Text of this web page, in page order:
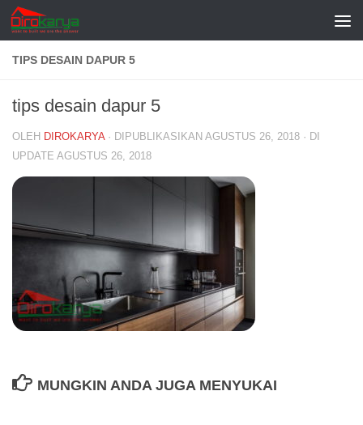
Skip to content
TIPS DESAIN DAPUR 5
tips desain dapur 5
OLEH DIROKARYA · DIPUBLIKASIKAN AGUSTUS 26, 2018 · DI
UPDATE AGUSTUS 26, 2018
MUNGKIN ANDA JUGA MENYUKAI